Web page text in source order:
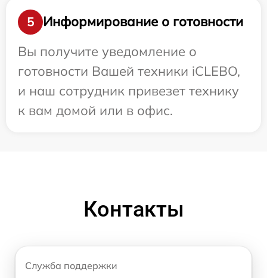
5
Информирование о готовности
Вы получите уведомление о
готовности Вашей техники iCLEBO,
и наш сотрудник привезет технику
к вам домой или в офис.
Контакты
Служба поддержки